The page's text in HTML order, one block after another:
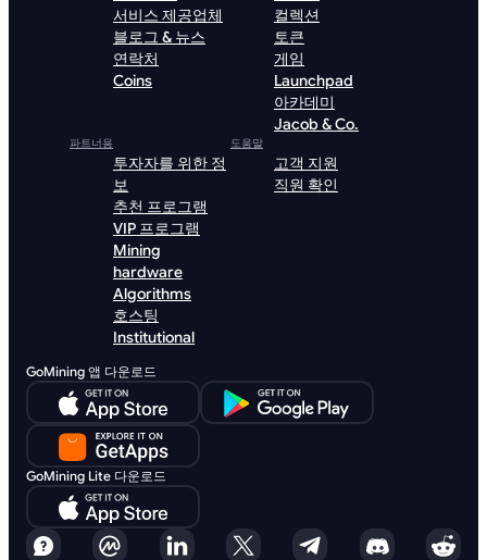
서비스 제공업체
블로그 & 뉴스
연락처
Coins
컬렉션
토큰
게임
Launchpad
아카데미
Jacob & Co.
파트너용
투자자를 위한 정
보
추천 프로그램
VIP 프로그램
Mining
hardware
Algorithms
호스팅
Institutional
도움말
고객 지원
직원 확인
GoMining 앱 다운로드
GoMining Lite 다운로드